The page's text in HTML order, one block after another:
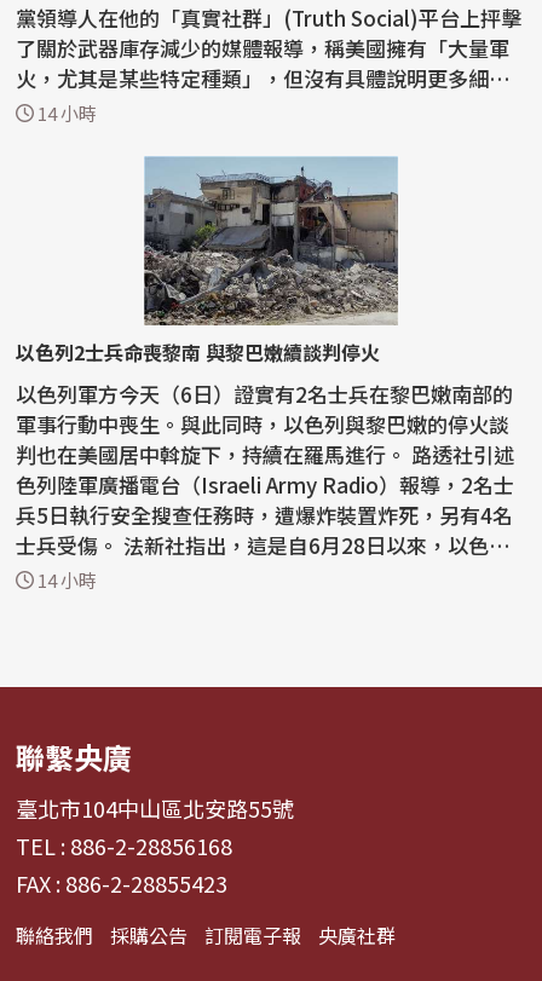
黨領導人在他的「真實社群」(Truth Social)平台上抨擊
了關於武器庫存減少的媒體報導，稱美國擁有「大量軍
火，尤其是某些特定種類」，但沒有具體說明更多細
節。...
14 小時
以色列2士兵命喪黎南 與黎巴嫩續談判停火
以色列軍方今天（6日）證實有2名士兵在黎巴嫩南部的
軍事行動中喪生。與此同時，以色列與黎巴嫩的停火談
判也在美國居中斡旋下，持續在羅馬進行。 路透社引述
色列陸軍廣播電台（Israeli Army Radio）報導，2名士
兵5日執行安全搜查任務時，遭爆炸裝置炸死，另有4名
士兵受傷。 法新社指出，這是自6月28日以來，以色列
首...14 小時
聯繫央廣
臺北市104中山區北安路55號
TEL : 886-2-28856168
FAX : 886-2-28855423
聯絡我們 採購公告 訂閱電子報 央廣社群